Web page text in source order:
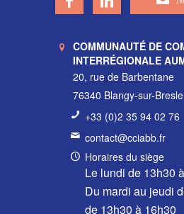
COMMUNAUTÉ DE
INTERRÉGIONALE
20, rue de Barbentane
76340 Blangy-sur-Bresle
+33 (0)2 35 94 02 76
contact@cciabb.fr
Horaires du siège
Le lundi de 13h30
Du mardi au jeudi
de 13h30 à 16h30